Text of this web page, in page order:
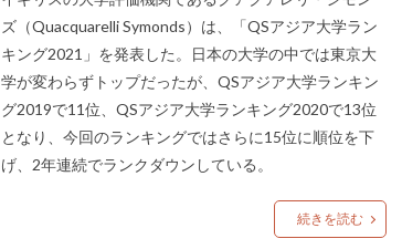
ズ（Quacquarelli Symonds）は、「QSアジア大学ラン
キング2021」を発表した。日本の大学の中では東京大
学が変わらずトップだったが、QSアジア大学ランキン
グ2019で11位、QSアジア大学ランキング2020で13位
となり、今回のランキングではさらに15位に順位を下
げ、2年連続でランクダウンしている。
続きを読む